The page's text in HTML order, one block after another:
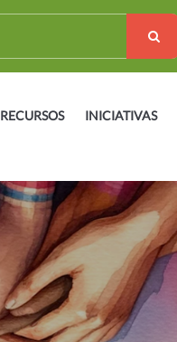
RECURSOS INICIATIVAS